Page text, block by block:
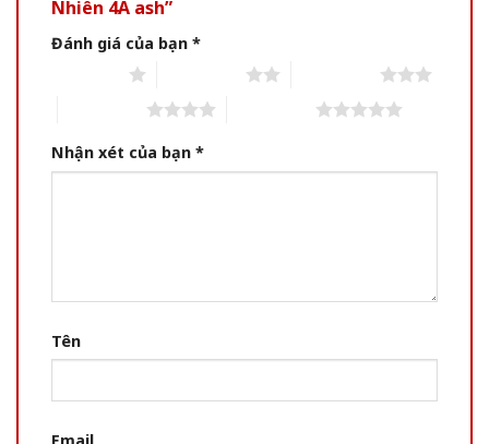
Nhiên 4A ash”
Đánh giá của bạn *
Nhận xét của bạn *
Tên